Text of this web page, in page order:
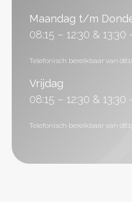
Maandag t/m
08:15 – 12:30 & 13:30
Telefonisch bereikbaar van
Vrijdag
08:15 – 12:30 & 13:30
Telefonisch bereikbaar van